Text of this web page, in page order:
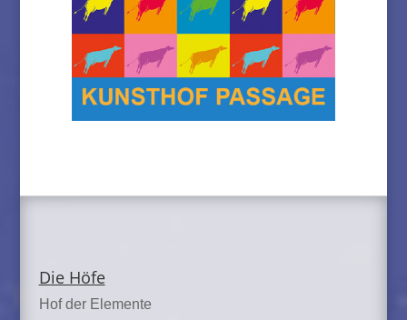
Die Höfe
Hof der Elemente